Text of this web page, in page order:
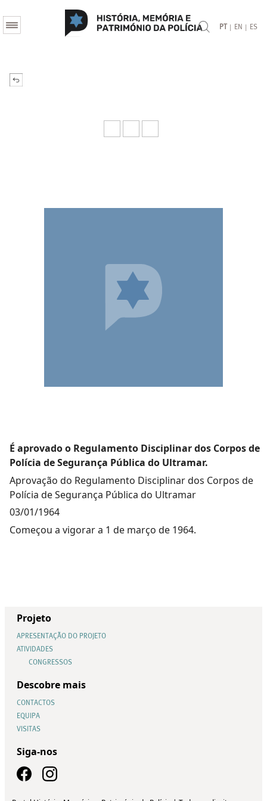
PT | EN | ES
É aprovado o Regulamento Disciplinar dos Corpos de
Polícia de Segurança Pública do Ultramar.
Aprovação do Regulamento Disciplinar dos Corpos de
Polícia de Segurança Pública do Ultramar
03/01/1964
Começou a vigorar a 1 de março de 1964.
Projeto
APRESENTAÇÃO DO PROJETO
ATIVIDADES
CONGRESSOS
Descobre mais
CONTACTOS
EQUIPA
VISITAS
Siga-nos